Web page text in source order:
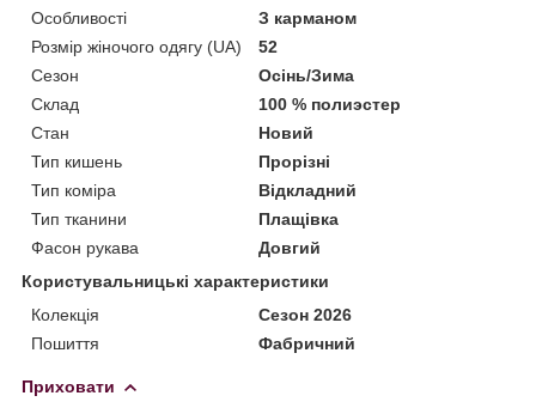
Особливості
З карманом
Розмір жіночого одягу (UA)
52
Сезон
Осінь/Зима
Склад
100 % полиэстер
Стан
Новий
Тип кишень
Прорізні
Тип коміра
Відкладний
Тип тканини
Плащівка
Фасон рукава
Довгий
Користувальницькі характеристики
Колекція
Сезон 2026
Пошиття
Фабричний
Приховати